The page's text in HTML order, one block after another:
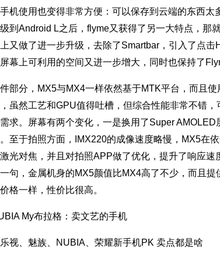
机使用也变得非常方便：可以保存到云端的东西太
到Android L之后，flyme又获得了另一大特点，那
又做了进一步升级，去除了Smartbar，引入了点
幕上可利用的空间又进一步增大，同时也保持了
部分，MX5与MX4一样依然基于MTK平台，而且
虽然工艺和GPU值得吐槽，但综合性能非常不错
求。屏幕有两个变化，一是换用了Super
至于拍照方面，IMX220的成像速度略慢，MX5在
光对焦，并且对拍照APP做了优化，提升了响应
句，金属机身的MX5颜值比MX4高了不少，而且
格一样，性价比很高。
My布拉格：卖文艺的手机